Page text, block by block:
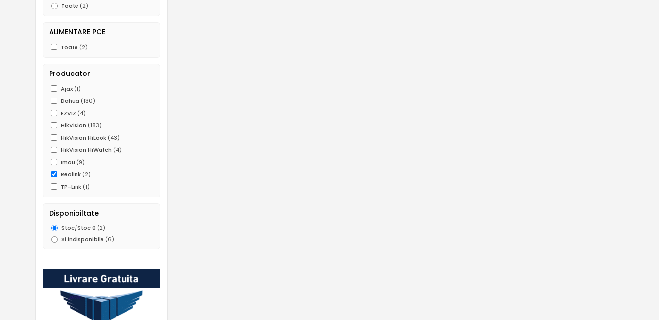
Toate (2)
ALIMENTARE POE
Toate (2)
Producator
Ajax (1)
Dahua (130)
EZVIZ (4)
HikVision (183)
HikVision HiLook (43)
HikVision HiWatch (4)
Imou (9)
Reolink (2)
TP-Link (1)
Disponibiltate
Stoc/Stoc 0 (2)
Si indisponibile (6)